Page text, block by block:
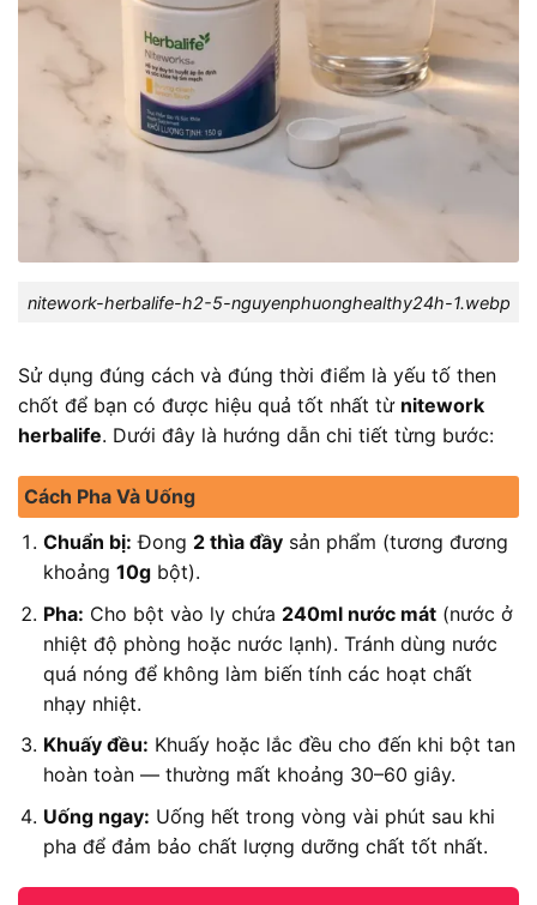
nitework-herbalife-h2-5-nguyenphuonghealthy24h-1.webp
Sử dụng đúng cách và đúng thời điểm là yếu tố then
chốt để bạn có được hiệu quả tốt nhất từ nitework
herbalife. Dưới đây là hướng dẫn chi tiết từng bước:
Cách Pha Và Uống
Chuẩn bị: Đong 2 thìa đầysản phẩm (tương đương
khoảng 10gbột).
Pha: Cho bột vào ly chứa 240ml nước mát(nước ở
nhiệt độ phòng hoặc nước lạnh). Tránh dùng nước
quá nóng để không làm biến tính các hoạt chất
nhạy nhiệt.
Khuấy đều: Khuấy hoặc lắc đều cho đến khi bột tan
hoàn toàn — thường mất khoảng 30–60 giây.
Uống ngay: Uống hết trong vòng vài phút sau khi
pha để đảm bảo chất lượng dưỡng chất tốt nhất.